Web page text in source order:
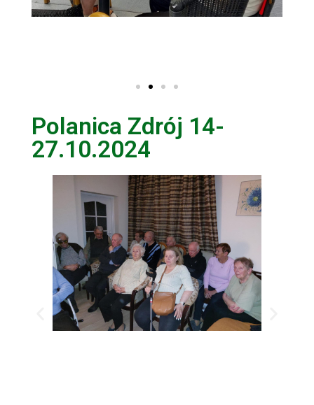
Polanica Zdrój 14-
27.10.2024